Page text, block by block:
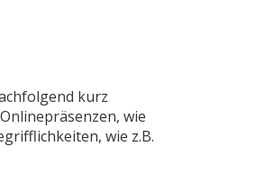
kurz
wie
wie z.B.